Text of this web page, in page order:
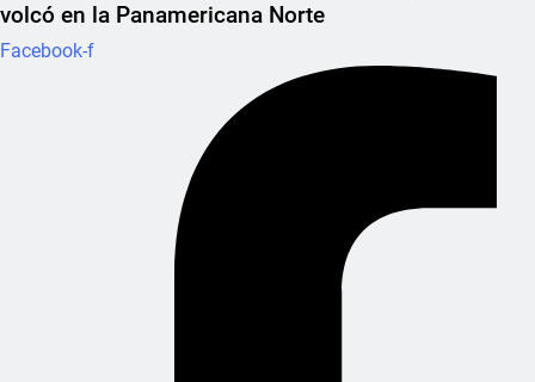
volcó en la Panamericana Norte
Facebook-f